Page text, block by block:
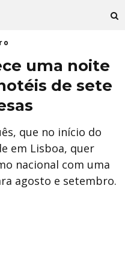
uma noite
de sete
que no início do
em Lisboa, quer
nacional com uma
agosto e setembro.